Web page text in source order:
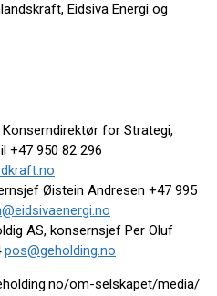
Eidsiva Energi og
for Strategi,
+47 950 82 296
Øistein Andresen +47 995
AS, konsernsjef Per Oluf
pos@geholding.no
om-selskapet/media/